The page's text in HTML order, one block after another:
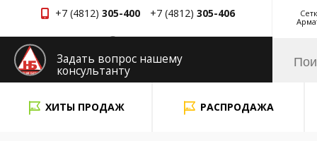
+7 (4812) 305-400 +7 (4812) 305-406
Смоленск
Задать вопрос нашему
консультанту
ХИТЫ ПРОДАЖ
РАСПРОДАЖА